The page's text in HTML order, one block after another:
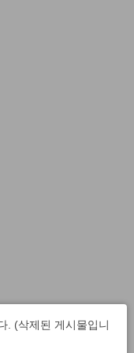
. (삭제된 게시물입니